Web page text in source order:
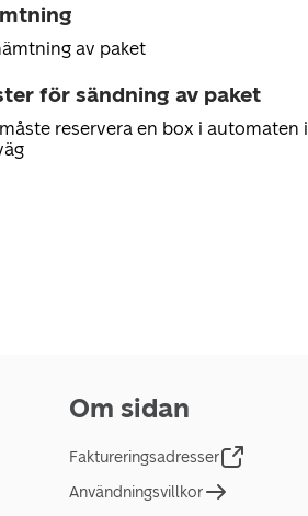
av paket
för sändning av paket
reservera en box i automaten i
Om sidan
Faktureringsadresser
Användningsvillkor